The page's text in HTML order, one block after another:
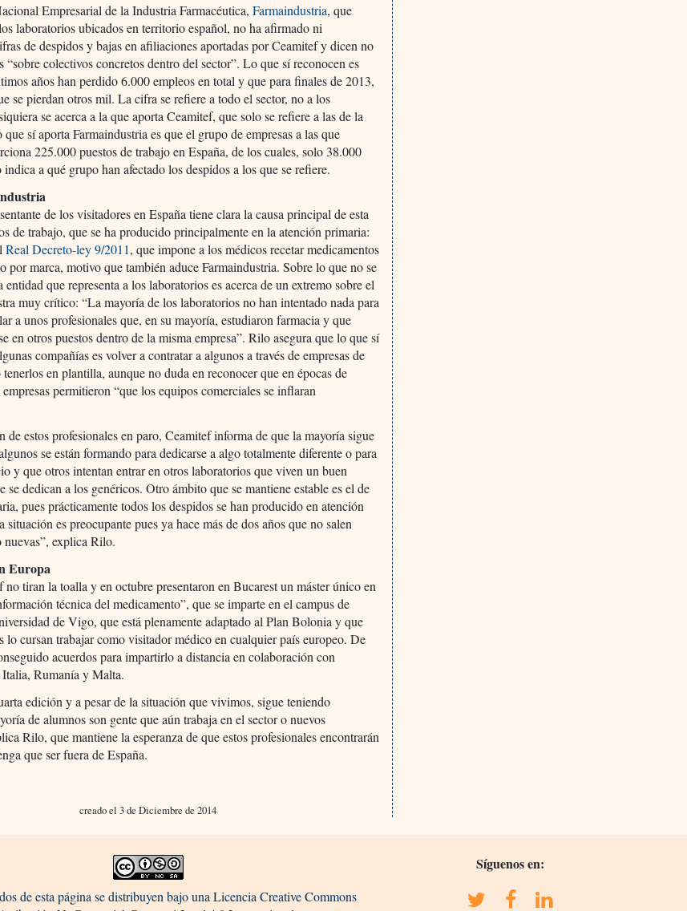
Empresarial de la Industria Farmacéutica,Farmaindustria, que
laboratorios ubicados en territorio español, no ha afirmado ni
de despidos y bajas en afiliaciones aportadas por Ceamitef y dicen no
“sobre colectivos concretos dentro del sector”. Lo que sí reconocen es
años han perdido 6.000 empleos en total y que para finales de 2013,
se pierdan otros mil. La cifra se refiere a todo el sector, no a los
se acerca a la que aporta Ceamitef, que solo se refiere a las de la
sí aporta Farmaindustria es que el grupo de empresas a las que
225.000 puestos de trabajo en España, de los cuales, solo 38.000
a qué grupo han afectado los despidos a los que se refiere.
de los visitadores en España tiene clara la causa principal de esta
de trabajo, que se ha producido principalmente en la atención primaria:
Real Decreto-ley 9/2011, que impone a los médicos recetar medicamentos
por marca, motivo que también aduce Farmaindustria. Sobre lo que no se
entidad que representa a los laboratorios es acerca de un extremo sobre el
muy crítico: “La mayoría de los laboratorios no han intentado nada para
a unos profesionales que, en su mayoría, estudiaron farmacia y que
en otros puestos dentro de la misma empresa”. Rilo asegura que lo que sí
compañías es volver a contratar a algunos a través de empresas de
en plantilla, aunque no duda en reconocer que en épocas de
permitieron “que los equipos comerciales se inflaran
de estos profesionales en paro, Ceamitef informa de que la mayoría sigue
se están formando para dedicarse a algo totalmente diferente o para
y que otros intentan entrar en otros laboratorios que viven un buen
se dedican a los genéricos. Otro ámbito que se mantiene estable es el de
pues prácticamente todos los despidos se han producido en atención
situación es preocupante pues ya hace más de dos años que no salen
nuevas”, explica Rilo.
Europa
no tiran la toalla y en octubre presentaron en Bucarest un máster único en
técnica del medicamento”, que se imparte en el campus de
de Vigo, que está plenamente adaptado al Plan Bolonia y que
lo cursan trabajar como visitador médico en cualquier país europeo. De
acuerdos para impartirlo a distancia en colaboración con
Italia, Rumanía y Malta.
edición y a pesar de la situación que vivimos, sigue teniendo
de alumnos son gente que aún trabaja en el sector o nuevos
Rilo, que mantiene la esperanza de que estos profesionales encontrarán
que ser fuera de España.
creado el 3 de Diciembre de 2014
de esta página se distribuyen bajo una Licencia Creative Commons
Síguenos en: